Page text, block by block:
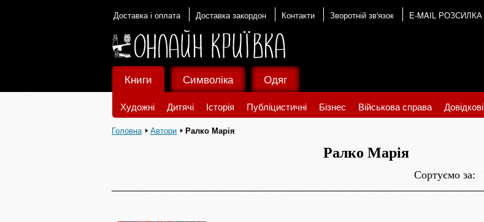
Доставка і оплата Доставка закордон Контакти Зворотній зв'язок E-MAIL РОЗСИЛКА
Книги
Художні Дитячі Історія Публіцистичні Бізнес Військова справа Довідкові
Символіка Одяг
Головна Автори Ралко Марія
Ралко Марія
Сортуємо за: